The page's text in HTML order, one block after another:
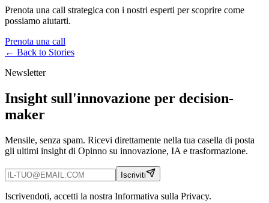
Prenota una call strategica con i nostri esperti per scoprire come
possiamo aiutarti.
Prenota una call
← Back to Stories
Newsletter
Insight sull'innovazione per decision-
maker
Mensile, senza spam. Ricevi direttamente nella tua casella di posta
gli ultimi insight di Opinno su innovazione, IA e trasformazione.
Iscriviti
Iscrivendoti, accetti la nostra Informativa sulla Privacy.